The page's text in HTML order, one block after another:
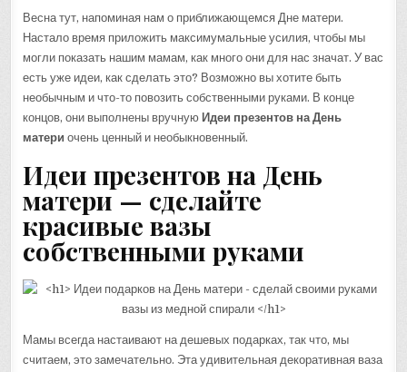
Весна тут, напоминая нам о приближающемся Дне матери.
Настало время приложить максимумальные усилия, чтобы мы
могли показать нашим мамам, как много они для нас значат. У вас
есть уже идеи, как сделать это? Возможно вы хотите быть
необычным и что-то повозить собственными руками. В конце
концов, они выполнены вручнуюИдеи презентов на День
матери очень ценный и необыкновенный.
Идеи презентов на День
матери — сделайте
красивые вазы
собственными руками
Мамы всегда настаивают на дешевых подарках, так что, мы
считаем, это замечательно. Эта удивительная декоративная ваза